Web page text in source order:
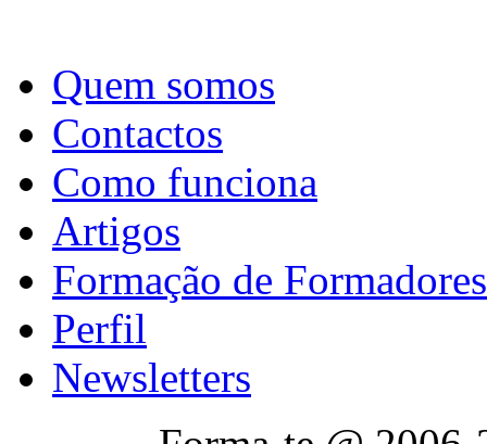
Quem somos
Contactos
Como funciona
Artigos
Formação de Formadores
Perfil
Newsletters